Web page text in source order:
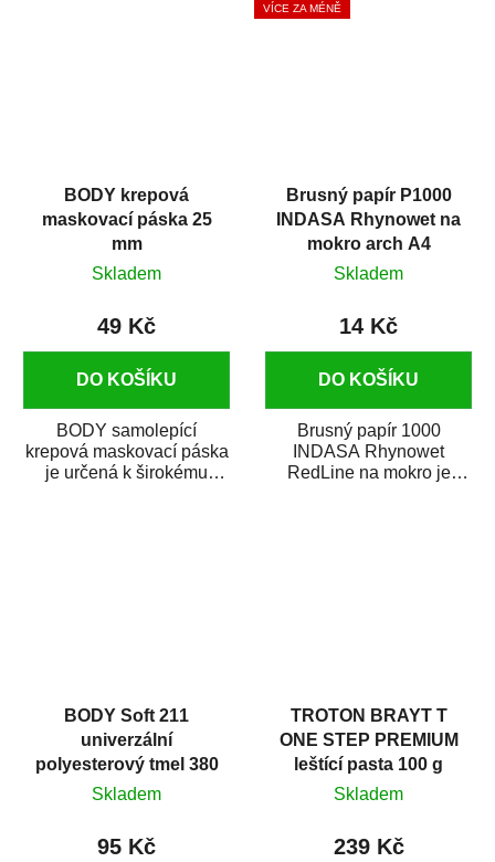
BODY krepová
maskovací páska 25
mm
Skladem
49 Kč
DO KOŠÍKU
BODY samolepící
krepová maskovací páska
je určená k širokému
VÍCE ZA MÉNĚ
Brusný papír P1000
INDASA Rhynowet na
mokro arch A4
Skladem
14 Kč
DO KOŠÍKU
Brusný papír 1000
INDASA Rhynowet
RedLine na mokro je
BODY Soft 211
univerzální
polyesterový tmel 380
g
Skladem
95 Kč
TROTON BRAYT T
ONE STEP PREMIUM
leštící pasta 100 g
Skladem
239 Kč